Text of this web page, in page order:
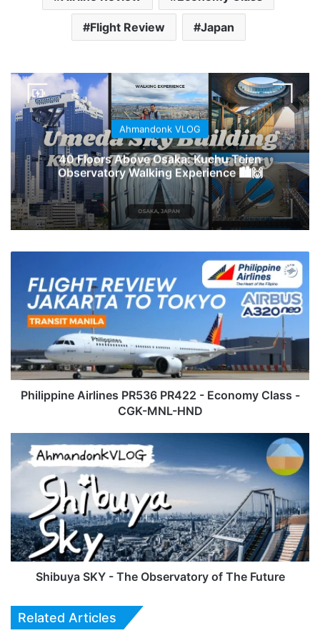
Flight Review Japan
Ahmandonk VLOG
40 Floors Above Osaka: Kuchu Teien
Observatory Walking Experience 🏙️🙌
PR536
PR422
Class
-
CGK-
MNL-
Philippine Airlines PR536 PR422 - Economy Class -
CGK-MNL-HND
-
Observatory
of
The
Future
Shibuya SKY - The Observatory of The Future
Related Articles